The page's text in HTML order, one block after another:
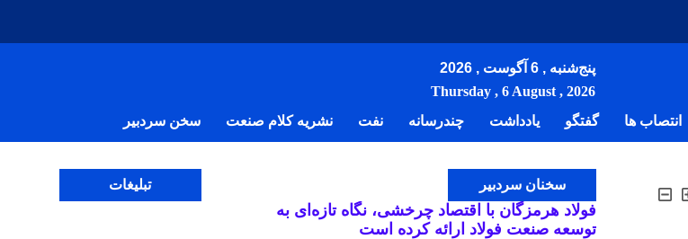
پنج‌شنبه , 6 آگوست , 2026
Thursday , 6 August , 2026
انتصاب ها گفتگو یادداشت چندرسانه نفت نشریه کلام صنعت سخن سردبیر
سخنان سردبیر
فولاد هرمزگان با اقتصاد چرخشی، نگاه تازه‌ای به
توسعه صنعت فولاد ارائه کرده است
تبلیغات